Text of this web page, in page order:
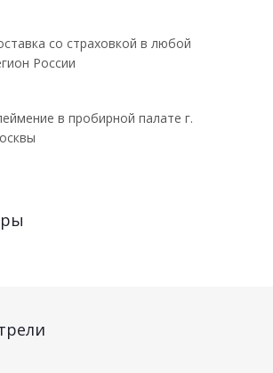
со страховкой в любой
России
в пробирной палате г.